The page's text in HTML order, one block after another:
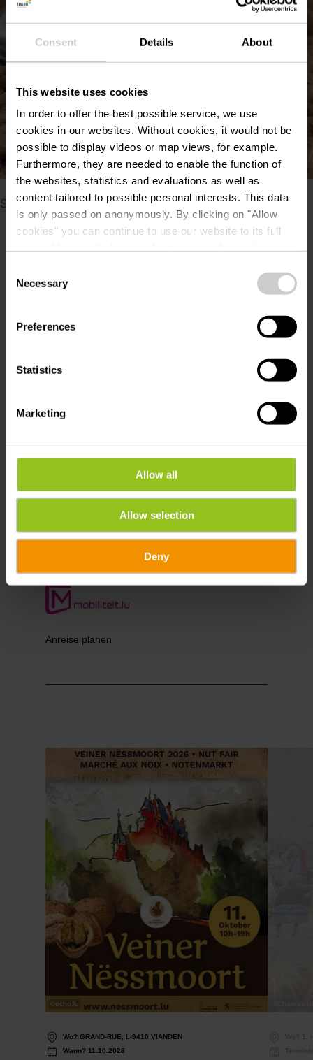
Consent Details About
This website uses cookies
In order to offer the best possible service, we use
cookies in our websites. Without cookies, it would not be
possible to display videos or map views, for example.
Furthermore, they are needed to enable the function of
the websites, statistics and evaluations as well as
content tailored to possible personal interests. This data
is only passed on anonymously. By clicking on "Allow
cookies" you can continue to use our website to its full
time.
Selection
Necessary
Preferences
Statistics
Marketing
Allow all
Allow selection
Deny
Luxembourg for Tourism
Alle Bilder anzeigen
Bitte stellen Sie sicher, dass Ihre Cookies aktiviert sind, falls
Sie diesen Inhalt nicht sehen können.
Cookie-Einstellungen ändern
Veranstaltungsort
info@nessmoort.lu
Webseite: https://www.nessmoort.lu/
Anreise planen
©echo.lu
Wo? GRAND-RUE, L-9410 VIANDEN
Wann? 11.10.2026